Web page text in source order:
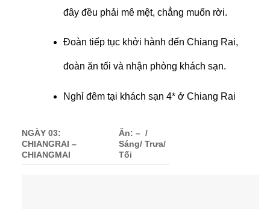
đây đều phải mê mệt, chẳng muốn rời.
Đoàn tiếp tục khởi hành đến Chiang Rai,
đoàn ăn tối và nhận phòng khách sạn.
Nghỉ đêm tại khách sạn 4* ở Chiang Rai
NGÀY 03:
CHIANGRAI –
CHIANGMAI
Ăn: – /
Sáng/ Trưa/
Tối